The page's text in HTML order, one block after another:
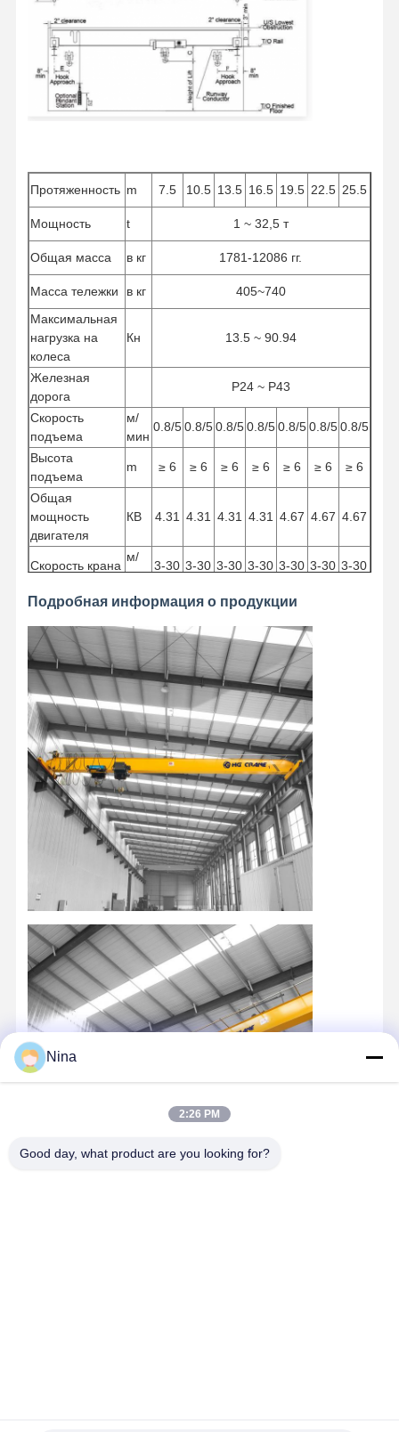
Протяженность m 7.5 10.5 13.5 16.5 19.5 22.5 25.5
Мощность t 1 ~ 32,5 т
Общая масса в кг 1781-12086 гг.
Масса тележки в кг
405~740
Максимальная
нагрузка на
колеса
Кн 13.5 ~ 90.94
Железная
дорога
P24 ~ P43
Скорость
подъема
м/
мин
0.8/50.8/50.8/50.8/50.8/50.8/50.8/5
Высота
подъема
m ≥ 6 ≥ 6 ≥ 6 ≥ 6 ≥ 6 ≥ 6 ≥ 6
Общая
мощность
двигателя
КВ 4.31 4.31 4.31 4.31 4.67 4.67 4.67
Скорость крана
м/
мин
3-30 3-30 3-30 3-30 3-30 3-30 3-30
Скорость
м/
2-20 2-20 2-20 2-20 2-20
Рабочая
работа
M5/A5
Подробная информация о продукции
Nina
2:26 PM
Good day, what product are you looking for?